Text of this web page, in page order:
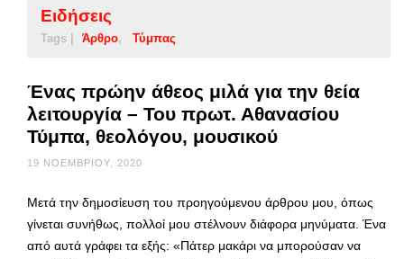
Ειδήσεις
Tags | Άρθρο Τύμπας
Ένας πρώην άθεος μιλά για την θεία
λειτουργία – Του πρωτ. Αθανασίου
Τύμπα, θεολόγου, μουσικού
19 ΝΟΕΜΒΡΊΟΥ, 2020
Μετά την δημοσίευση του προηγούμενου άρθρου μου, όπως
γίνεται συνήθως, πολλοί μου στέλνουν διάφορα μηνύματα. Ένα
από αυτά γράφει τα εξής: «Πάτερ μακάρι να μπορούσαν να